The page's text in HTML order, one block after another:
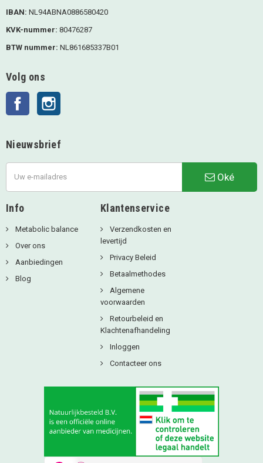
IBAN: NL94ABNA0886580420
KVK-nummer: 80476287
BTW nummer: NL861685337B01
Volg ons
Facebook
Nieuwsbrief
Oké
Info
Metabolic balance
Over ons
Aanbiedingen
Blog
Klantenservice
Verzendkosten en
levertijd
Privacy Beleid
Betaalmethodes
Algemene
voorwaarden
Retourbeleid en
Klachtenafhandeling
Inloggen
Contacteer ons